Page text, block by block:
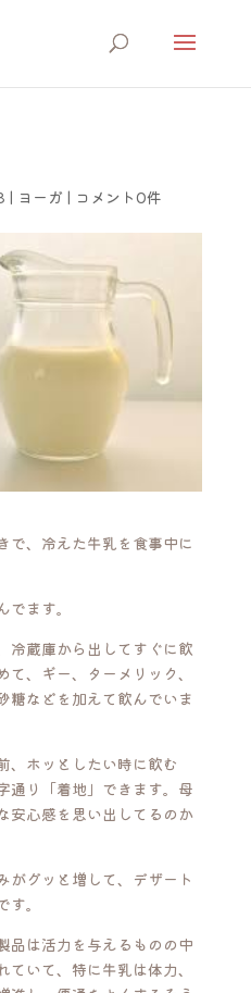
| ヨーガ | コメント0件
で、冷えた牛乳を食事中に
ます。
冷蔵庫から出してすぐに飲
、ギー、ターメリック、
糖などを加えて飲んでいま
、ホッとしたい時に飲む
通り「着地」できます。母
安心感を思い出してるのか
がグッと増して、デザート
。
品は活力を与えるものの中
いて、特に牛乳は体力、